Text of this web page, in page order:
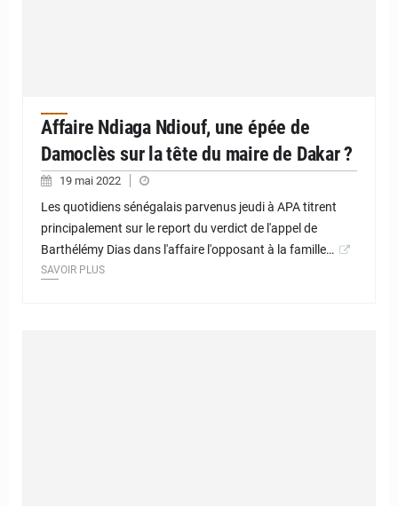
Affaire Ndiaga Ndiouf, une épée de
Damoclès sur la tête du maire de Dakar ?
19 mai 2022
Les quotidiens sénégalais parvenus jeudi à APA titrent
principalement sur le report du verdict de l'appel de
Barthélémy Dias dans l'affaire l'opposant à la famille…
SAVOIR PLUS